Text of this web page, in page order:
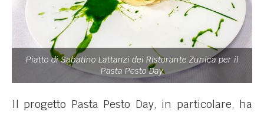
Piatto di Sabatino Lattanzi dei Ristorante Zunica per il
Pasta Pesto Day
Il progetto Pasta Pesto Day, in particolare, ha